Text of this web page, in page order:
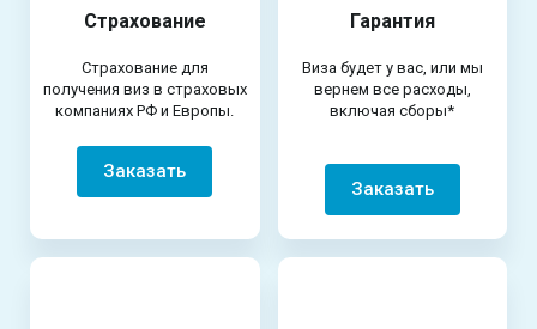
Страхование
Страхование для
получения виз в страховых
компаниях РФ и Европы.
Заказать
Гарантия
Виза будет у вас, или мы
вернем все расходы,
включая сборы*
Заказать